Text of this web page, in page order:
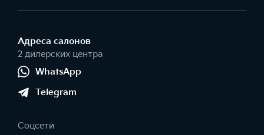
Адреса салонов
2 дилерских центра
WhatsApp
Telegram
Соцсети